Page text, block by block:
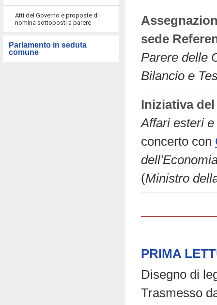
Atti del Governo e proposte di
nomina sottoposti a parere
Parlamento in seduta
comune
sede
Parere delle
Bilancio e
Iniziativa
Affari esteri
concerto con
(Ministro
PRIMA
Disegno di
Trasmesso